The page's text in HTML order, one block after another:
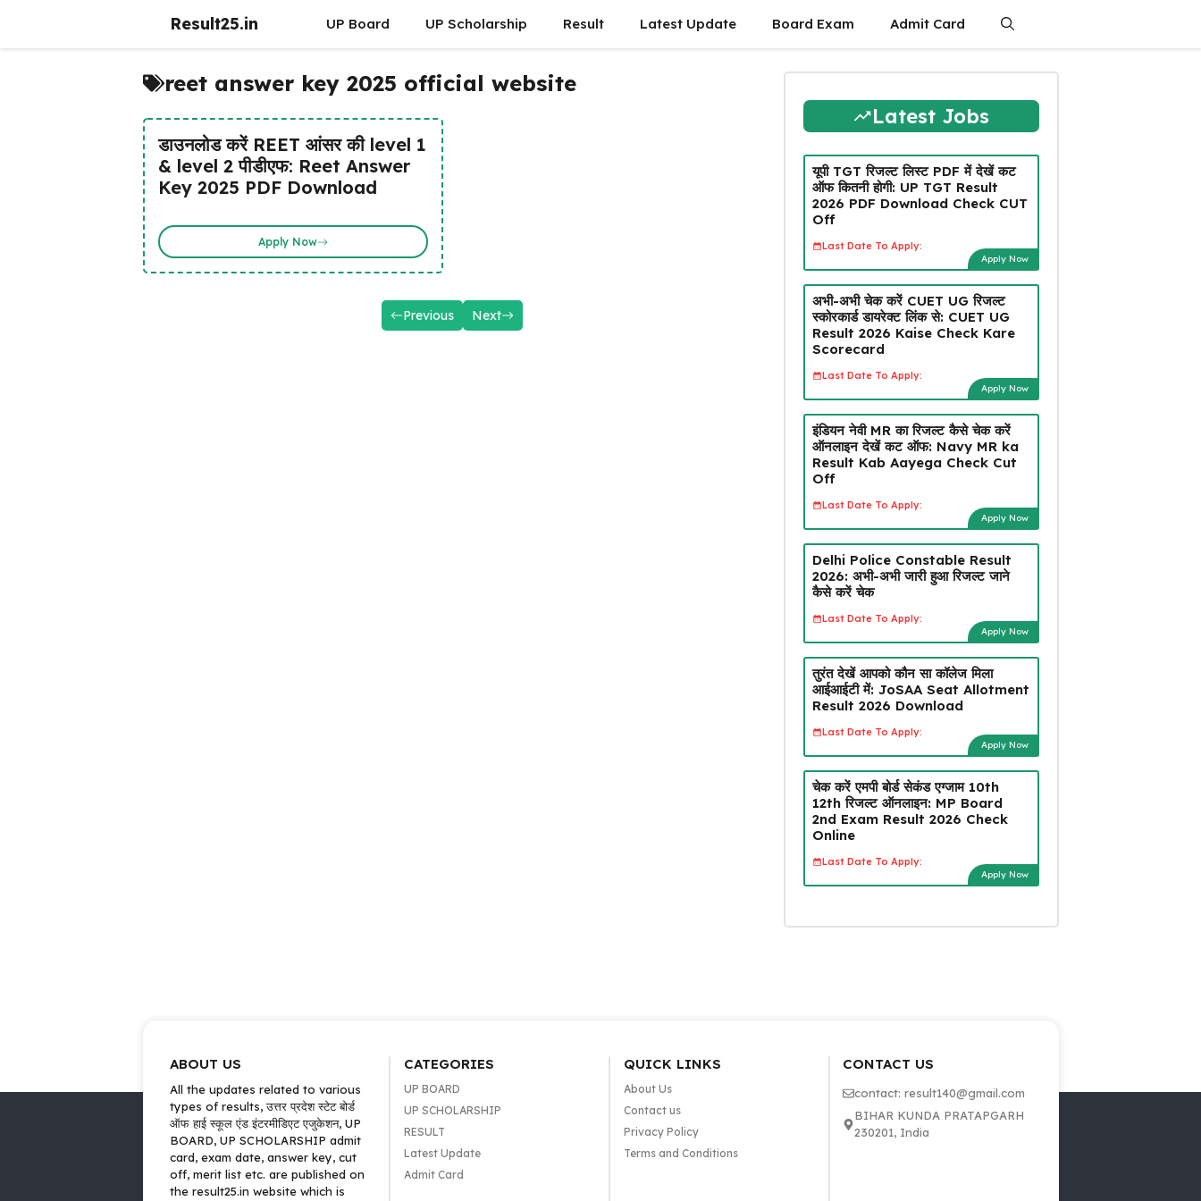
Result25.in UP Board UP Scholarship Result Latest Update Board Exam Admit Card
reet answer key 2025 official website
डाउनलोड करें REET आंसर की level 1
& level 2 पीडीएफ: Reet Answer
Key 2025 PDF Download
Apply Now
Previous Next
Latest Jobs
यूपी TGT रिजल्ट लिस्ट PDF में देखें कट
ऑफ कितनी होगी: UP TGT Result
2026 PDF Download Check CUT
Off
Last Date To Apply:
Apply Now
अभी-अभी चेक करें CUET UG रिजल्ट
स्कोरकार्ड डायरेक्ट लिंक से: CUET UG
Result 2026 Kaise Check Kare
Scorecard
Last Date To Apply:
Apply Now
इंडियन नेवी MR का रिजल्ट कैसे चेक करें
ऑनलाइन देखें कट ऑफ: Navy MR ka
Result Kab Aayega Check Cut
Off
Last Date To Apply:
Apply Now
Delhi Police Constable Result
2026: अभी-अभी जारी हुआ रिजल्ट जाने
कैसे करें चेक
Last Date To Apply:
Apply Now
तुरंत देखें आपको कौन सा कॉलेज मिला
आईआईटी में: JoSAA Seat Allotment
Result 2026 Download
Last Date To Apply:
Apply Now
चेक करें एमपी बोर्ड सेकंड एग्जाम 10th
12th रिजल्ट ऑनलाइन: MP Board
2nd Exam Result 2026 Check
Online
Last Date To Apply:
Apply Now
ABOUT US
All the updates related to various
types of results, उत्तर प्रदेश स्टेट बोर्ड
ऑफ हाई स्कूल एंड इंटरमीडिएट एजुकेशन, UP
BOARD, UP SCHOLARSHIP admit
card, exam date, answer key, cut
off, merit list etc. are published on
the result25.in website which is
CATEGORIES
UP BOARD
UP SCHOLARSHIP
RESULT
Latest Update
Admit Card
QUICK LINKS
About Us
Contact us
Privacy Policy
Terms and Conditions
CONTACT US
contact: result140@gmail.com
BIHAR KUNDA PRATAPGARH
230201, India